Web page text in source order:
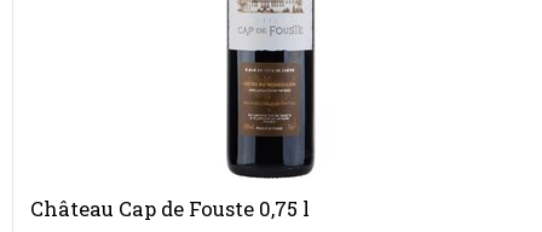
Château Cap de Fouste 0,75 l